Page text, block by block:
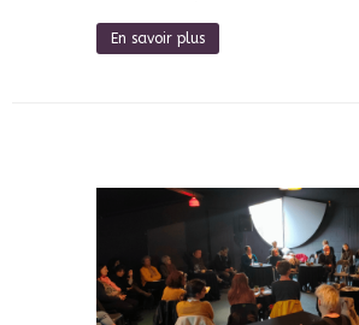
En savoir plus